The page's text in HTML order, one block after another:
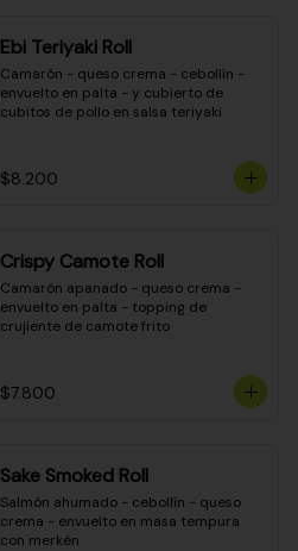
Ebi Teriyaki Roll
Camarón - queso crema - cebollín -
envuelto en palta - y cubierto de
cubitos de pollo en salsa teriyaki
$8.200
Crispy Camote Roll
Camarón apanado - queso crema -
envuelto en palta - topping de
crujiente de camote frito
$7.800
Sake Smoked Roll
Salmón ahumado - cebollín - queso
crema - envuelto en masa tempura
con merkén